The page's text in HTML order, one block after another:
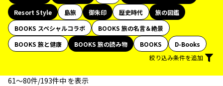
Resort Style
島旅 御朱印 歴史時代
旅の図鑑
BOOKS スペシャルコラボ
BOOKS 旅の名言＆絶景
BOOKS 旅と健康
BOOKS 旅の読み物 BOOKS
D-Books
絞り込み条件を追加
61〜80件/193件中 を表示